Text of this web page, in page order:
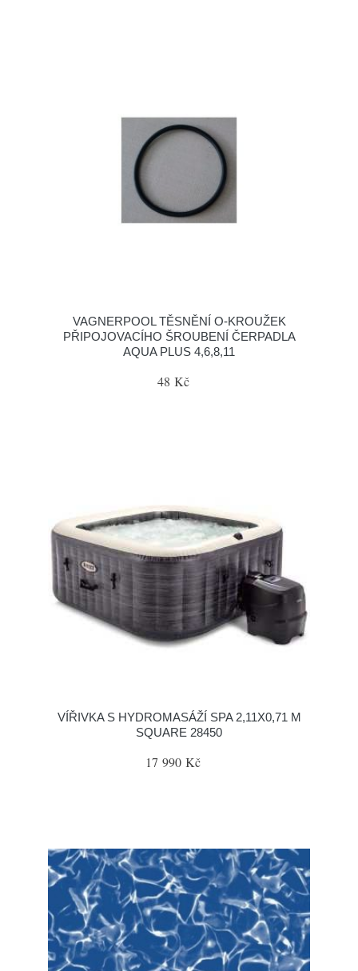
VAGNERPOOL TĚSNĚNÍ O-KROUŽEK
PŘIPOJOVACÍHO ŠROUBENÍ ČERPADLA
AQUA PLUS 4,6,8,11
48 Kč
VÍŘIVKA S HYDROMASÁŽÍ SPA 2,11X0,71 M
SQUARE 28450
17 990 Kč